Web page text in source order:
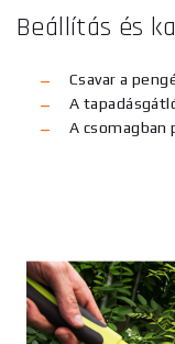
Beállítás és
Csavar a
A
A csomagban